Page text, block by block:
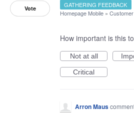
Vote GATHERING FEEDBACK
Homepage Mobile »
How important is this
Not at all
Critical
Arron Maus